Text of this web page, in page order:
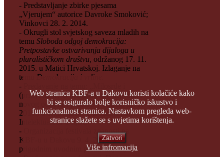
- Predstavljanje zbirke pjesama
„Vjerujem“ autorice Davroke Smoković;
Vinkovci 28. 2. 2014.
- Okrugli stol svjetskog saveza mladih na
temu Sloboda odgoj demokracija:
Pretpostavke ostvarivanja dijaloga u
pluralističkom društvu, održanog 17. 11.
2015. u Matici Hrvatskoj. Izlaganje na
temu
Demokracija i vrline.
- Predavanje na temu: „Milosrđe i
(pri)sjećanje: O milosrđu kao uspostavi
novog odnosa s prošlim“, Osijek, 11. 3.
2016., u organizaciji Udruženja kat.
Intelektualaca Osijek,
- Organizacija festivala znanosti na
KBF-u u Đakovu 9. 4. 2019. s
prigodnim uvodnim predavanjem;
Web stranica KBF-a u Đakovu koristi kolačiće kako
bi se osiguralo bolje korisničko iskustvo i
funkcionalnost stranica. Nastavkom pregleda web-
stranice slažete se s uvjetima korištenja.
Zatvori
Više infromacija